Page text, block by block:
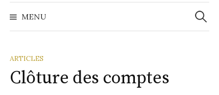
MENU
ARTICLES
Clôture des comptes